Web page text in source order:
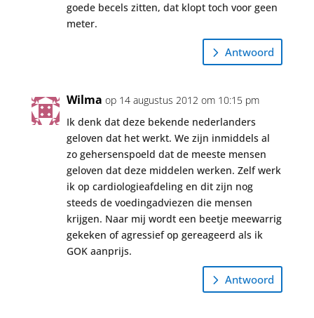
goede becels zitten, dat klopt toch voor geen
meter.
Antwoord
Wilma op 14 augustus 2012 om 10:15 pm
Ik denk dat deze bekende nederlanders
geloven dat het werkt. We zijn inmiddels al
zo gehersenspoeld dat de meeste mensen
geloven dat deze middelen werken. Zelf werk
ik op cardiologieafdeling en dit zijn nog
steeds de voedingadviezen die mensen
krijgen. Naar mij wordt een beetje meewarrig
gekeken of agressief op gereageerd als ik
GOK aanprijs.
Antwoord